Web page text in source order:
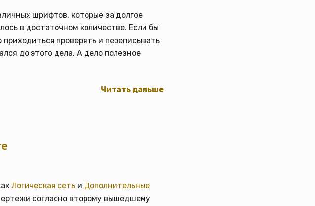
шрифтов, которые за долгое
в достаточном количестве. Если бы
приходиться проверять и переписывать
до этого дела. А дело полезное
Читать дальше
Логическая сеть и Дополнительные
согласно второму вышедшему